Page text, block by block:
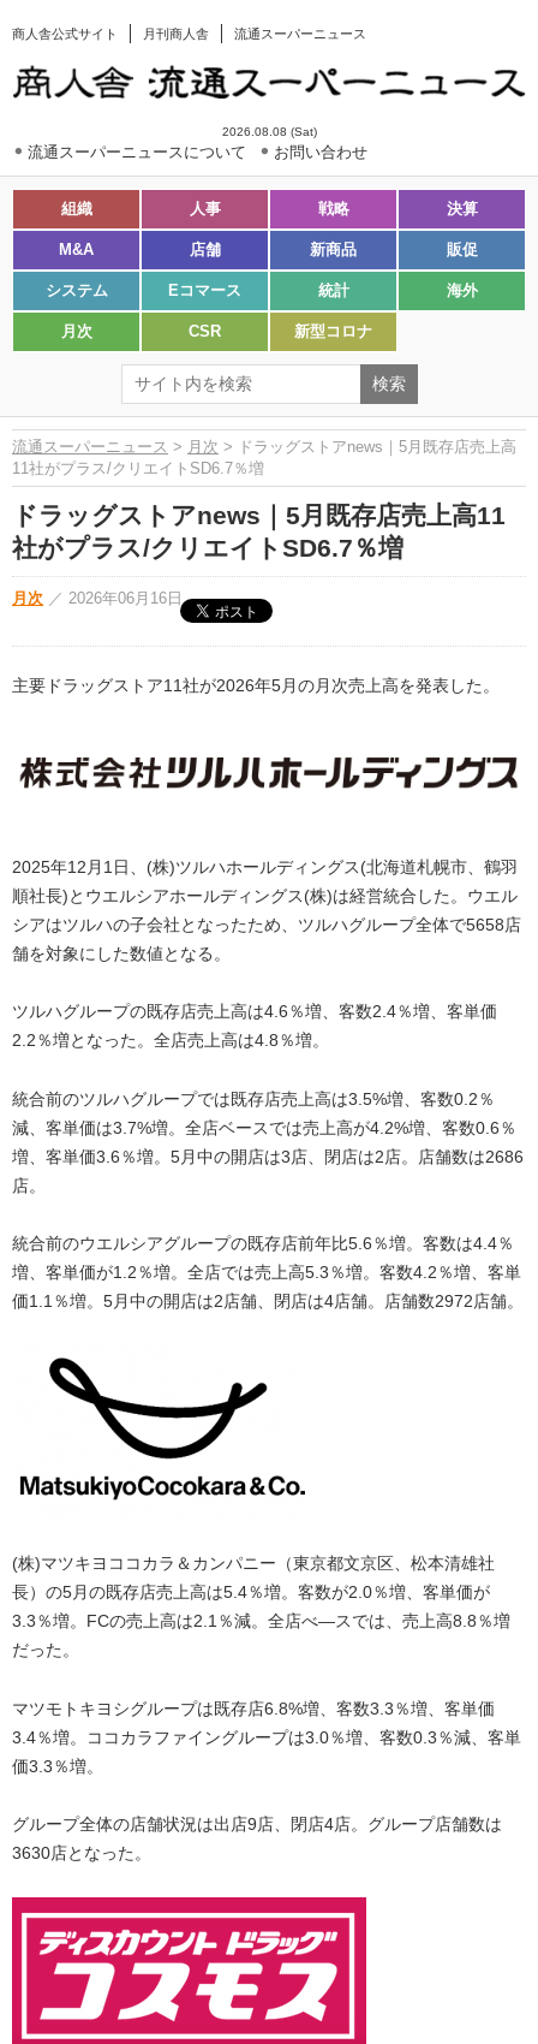
商人舎公式サイト 月刊商人舎 流通スーパーニュース
2026.08.08 (Sat)
流通スーパーニュースについて お問い合わせ
組織 人事 戦略 決算
M&A 店舗 新商品 販促
システム Eコマース 統計 海外
月次 CSR 新型コロナ
流通スーパーニュース > 月次 > ドラッグストアnews｜5月既存店売上高
11社がプラス/クリエイトSD6.7％増
ドラッグストアnews｜5月既存店売上高11
社がプラス/クリエイトSD6.7％増
月次 ／ 2026年06月16日
主要ドラッグストア11社が2026年5月の月次売上高を発表した。
2025年12月1日、(株)ツルハホールディングス(北海道札幌市、鶴羽
順社長)とウエルシアホールディングス(株)は経営統合した。ウエル
シアはツルハの子会社となったため、ツルハグループ全体で5658店
舗を対象にした数値となる。
ツルハグループの既存店売上高は4.6％増、客数2.4％増、客単価
2.2％増となった。全店売上高は4.8％増。
統合前のツルハグループでは既存店売上高は3.5%増、客数0.2％
減、客単価は3.7%増。全店ベースでは売上高が4.2%増、客数0.6％
増、客単価3.6％増。5月中の開店は3店、閉店は2店。店舗数は2686
店。
統合前のウエルシアグループの既存店前年比5.6％増。客数は4.4％
増、客単価が1.2％増。全店では売上高5.3％増。客数4.2％増、客単
価1.1％増。5月中の開店は2店舗、閉店は4店舗。店舗数2972店舗。
(株)マツキヨココカラ＆カンパニー（東京都文京区、松本清雄社
長）の5月の既存店売上高は5.4％増。客数が2.0％増、客単価が
3.3％増。FCの売上高は2.1％減。全店べ―スでは、売上高8.8％増
だった。
マツモトキヨシグループは既存店6.8%増、客数3.3％増、客単価
3.4％増。ココカラファイングループは3.0％増、客数0.3％減、客単
価3.3％増。
グループ全体の店舗状況は出店9店、閉店4店。グループ店舗数は
3630店となった。